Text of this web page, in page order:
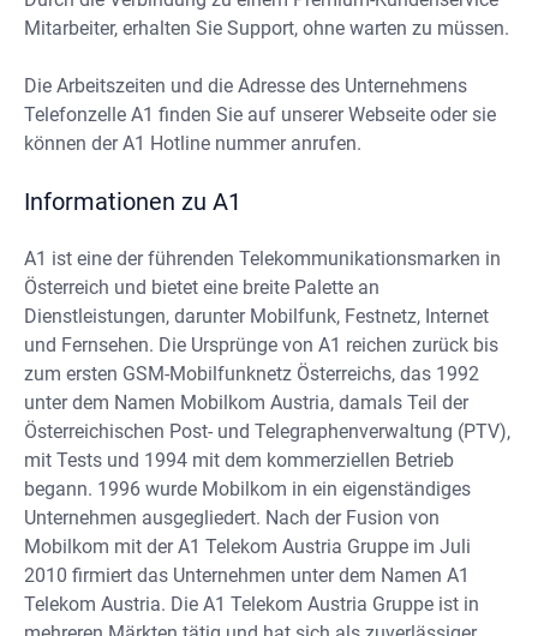
Mitarbeiter, erhalten Sie Support, ohne warten zu müssen.
Die Arbeitszeiten und die Adresse des Unternehmens
Telefonzelle A1 finden Sie auf unserer Webseite oder sie
können der A1 Hotline nummer anrufen.
Informationen zu A1
A1 ist eine der führenden Telekommunikationsmarken in
Österreich und bietet eine breite Palette an
Dienstleistungen, darunter Mobilfunk, Festnetz, Internet
und Fernsehen. Die Ursprünge von A1 reichen zurück bis
zum ersten GSM-Mobilfunknetz Österreichs, das 1992
unter dem Namen Mobilkom Austria, damals Teil der
Österreichischen Post- und Telegraphenverwaltung (PTV),
mit Tests und 1994 mit dem kommerziellen Betrieb
begann. 1996 wurde Mobilkom in ein eigenständiges
Unternehmen ausgegliedert. Nach der Fusion von
Mobilkom mit der A1 Telekom Austria Gruppe im Juli
2010 firmiert das Unternehmen unter dem Namen A1
Telekom Austria. Die A1 Telekom Austria Gruppe ist in